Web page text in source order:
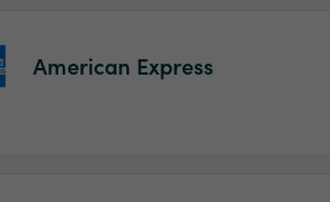
American Express